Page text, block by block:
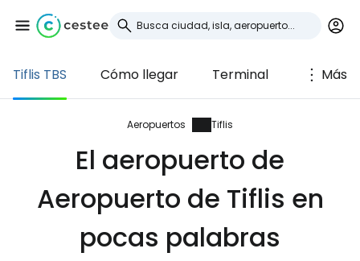
Tiflis TBS Cómo llegar Terminal Más
Aeropuertos Tiflis
El aeropuerto de
Aeropuerto de Tiflis en
pocas palabras
Iniciar sesión en
Cestee
... la comunidad mundial de viajeros